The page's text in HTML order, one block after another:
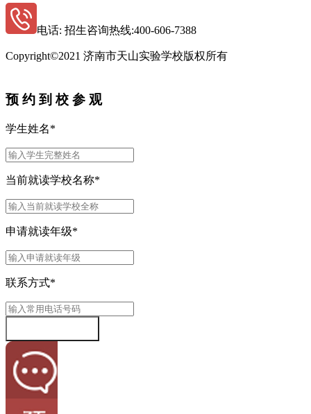
电话: 招生咨询热线:400-606-7388
Copyright©2021 济南市天山实验学校版权所有
预 约 到 校 参 观
学生姓名*
当前就读学校名称*
申请就读年级*
联系方式*